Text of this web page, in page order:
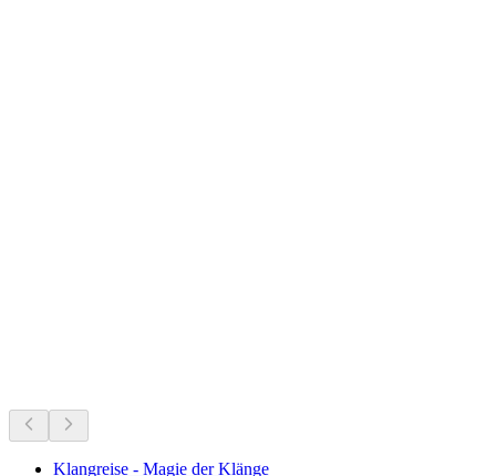
Klangreise - Magie der Klänge